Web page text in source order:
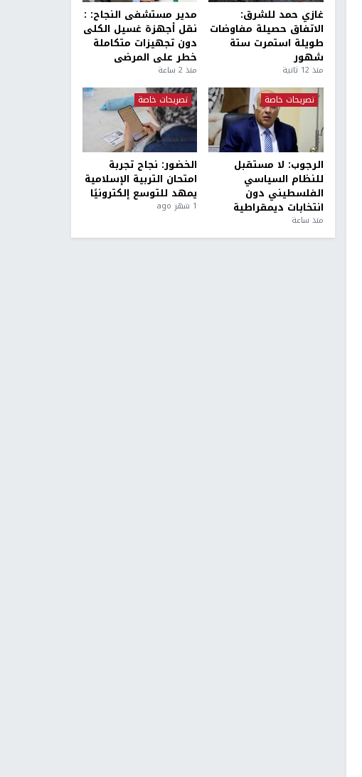
غازي حمد للشرق:
الاتفاق حصيلة مفاوضات
طويلة استمرت ستة
شهور
منذ 12 ثانية
مدير مستشفى النجاح: :
نقل أجهزة غسيل الكلى
دون تجهيزات متكاملة
خطر على المرضى
منذ 2 ساعة
تصريحات خاصة
الرجوب: لا مستقبل
للنظام السياسي
الفلسطيني دون
انتخابات ديمقراطية
منذ ساعة
تصريحات خاصة
الخضور: نجاح تجربة
امتحان التربية الإسلامية
يمهد للتوسع إلكترونيًا
1 شهر ago